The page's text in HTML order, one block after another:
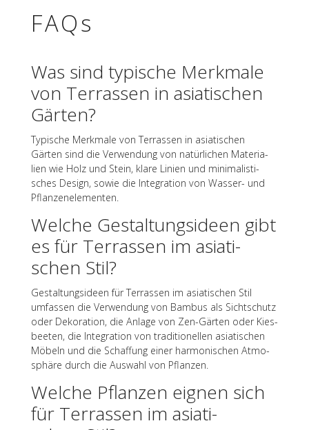
FAQs
Was sind typi­sche Merk­male
von Terras­sen in asia­ti­schen
Gärten?
Typi­sche Merk­male von Terras­sen in asia­ti­schen
Gärten sind die Verwen­dung von natür­li­chen Mate­ria­
lien wie Holz und Stein, klare Linien und mini­ma­lis­ti­
sches Design, sowie die Inte­gra­tion von Wasser- und
Pflanzenelementen.
Welche Gestal­tungs­ideen gibt
es für Terras­sen im asia­ti­
schen Stil?
Gestal­tungs­ideen für Terras­sen im asia­ti­schen Stil
umfas­sen die Verwen­dung von Bambus als Sicht­schutz
oder Deko­ra­tion, die Anlage von Zen-Gärten oder Kies­
bee­ten, die Inte­gra­tion von tradi­tio­nel­len asia­ti­schen
Möbeln und die Schaf­fung einer harmo­ni­schen Atmo­
sphäre durch die Auswahl von Pflanzen.
Welche Pflan­zen eignen sich
für Terras­sen im asia­ti­